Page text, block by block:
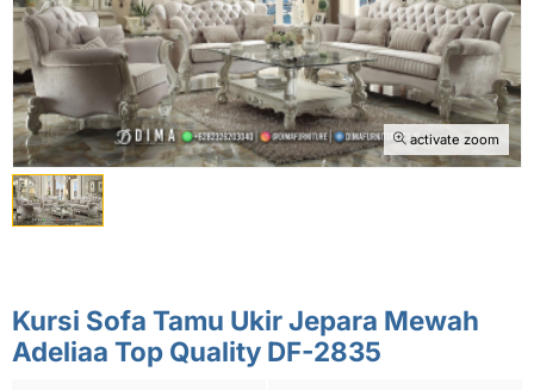
activate zoom
Kursi Sofa Tamu Ukir Jepara Mewah
Adeliaa Top Quality DF-2835